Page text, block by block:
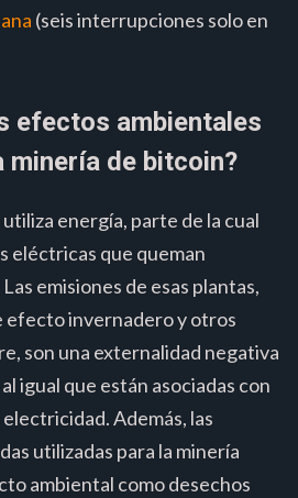
(seis interrupciones solo en
efectos ambientales
minería de bitcoin?
energía, parte de la cual
eléctricas que queman
emisiones de esas plantas,
efecto invernadero y otros
son una externalidad negativa
igual que están asociadas con
Además, las
utilizadas para la minería
ambiental como desechos